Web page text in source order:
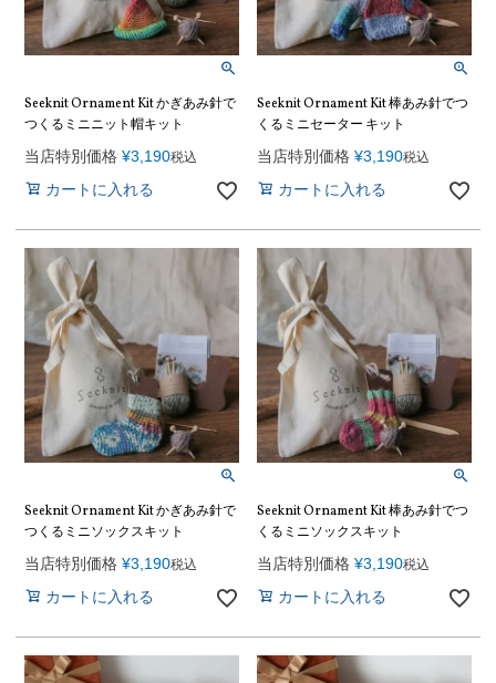
Seeknit Ornament Kit かぎあみ針で
つくるミニニット帽キット
当店特別価格 ¥3,190税込
カートに入れる
Seeknit Ornament Kit 棒あみ針でつ
くるミニセーター キット
当店特別価格 ¥3,190税込
カートに入れる
Seeknit Ornament Kit かぎあみ針で
つくるミニソックスキット
当店特別価格 ¥3,190税込
カートに入れる
Seeknit Ornament Kit 棒あみ針でつ
くるミニソックスキット
当店特別価格 ¥3,190税込
カートに入れる